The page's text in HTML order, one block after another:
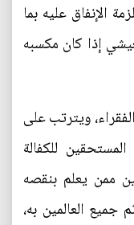
الإنفاق عليه بما
إذا كان مكسبه
ويترتب على
للكفالة
ممن يعلم بنقصه
العالمين به،